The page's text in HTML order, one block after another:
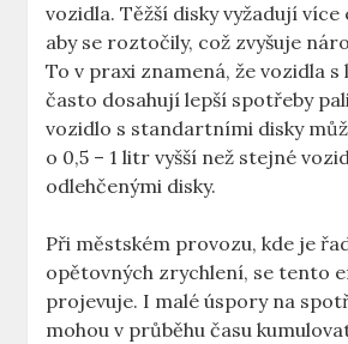
vozidla. Těžší disky‍ vyžadují
aby se roztočily, což zvyšuje
‌To v praxi znamená,⁣ že vozidla
často ⁤dosahují lepší ⁣spotřeby
vozidlo s⁤ standartními ‌disky
o 0,5 – 1 litr ⁢vyšší než stejné
odlehčenými disky.
Při městském ​provozu, kde je
opětovných zrychlení, se tento
projevuje. ‍I malé úspory na
⁢mohou v⁢ průběhu času